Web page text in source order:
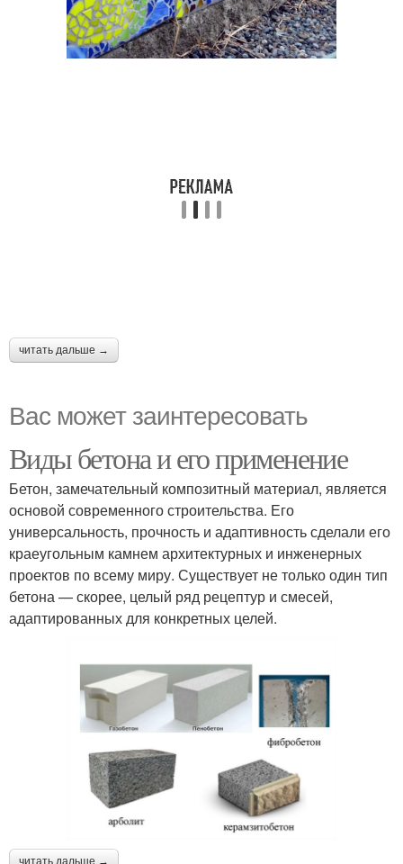
читать дальше →
Вас может заинтересовать
Виды бетона и его применение
Бетон, замечательный композитный материал, является
основой современного строительства. Его
универсальность, прочность и адаптивность сделали его
краеугольным камнем архитектурных и инженерных
проектов по всему миру. Существует не только один тип
бетона — скорее, целый ряд рецептур и смесей,
адаптированных для конкретных целей.
читать дальше →